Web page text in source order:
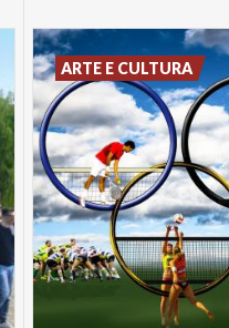
ARTE E CULTURA